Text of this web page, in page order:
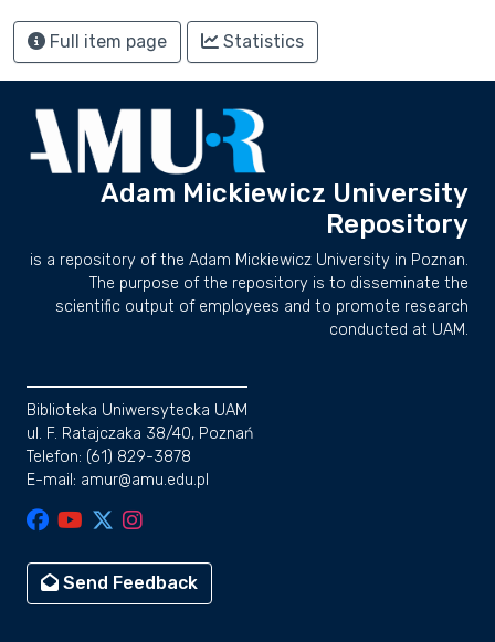
Full item page Statistics
Adam Mickiewicz University
Repository
is a repository of the Adam Mickiewicz University in Poznan.
The purpose of the repository is to disseminate the
scientific output of employees and to promote research
conducted at UAM.
Biblioteka Uniwersytecka UAM
ul. F. Ratajczaka 38/40, Poznań
Telefon: (61) 829-3878
E-mail: amur@amu.edu.pl
Send Feedback